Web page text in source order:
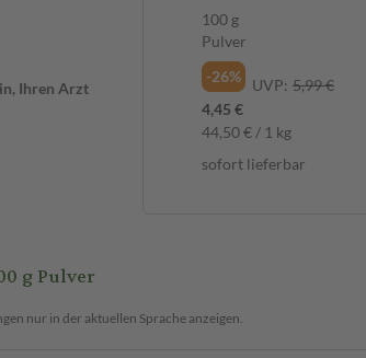
Ihren Arzt
100 g
Pulver
-26%
UVP: 5,99 €
4,45 €
44,50 € / 1 kg
sofort lieferbar
g Pulver
nur in der aktuellen Sprache anzeigen.